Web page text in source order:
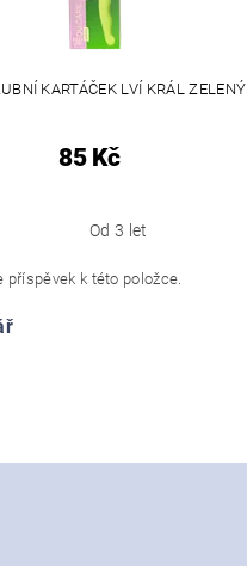
KARTÁČEK LVÍ KRÁL ZELENÝ
85 Kč
Od 3 let
příspěvek k této položce.